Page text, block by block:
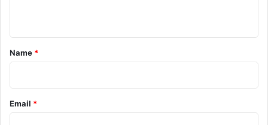
*
Name *
Email *